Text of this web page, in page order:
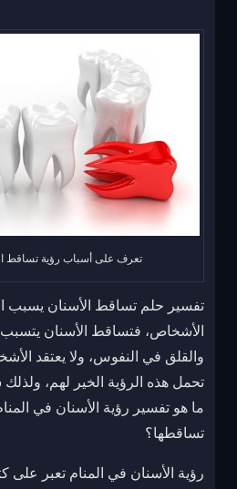
تعرف على أسباب رؤية تساقط
تفسير حلم تساقط الأسنان يسبب
الأشخاص، فتساقط الأسنان
والقلق في النفوس، ولا يعتقد
تحمل هذه الرؤية الخير لهم،
ما هو تفسير رؤية الأسنان في
تساقطها؟
رؤية الأسنان في المنام تعبر على